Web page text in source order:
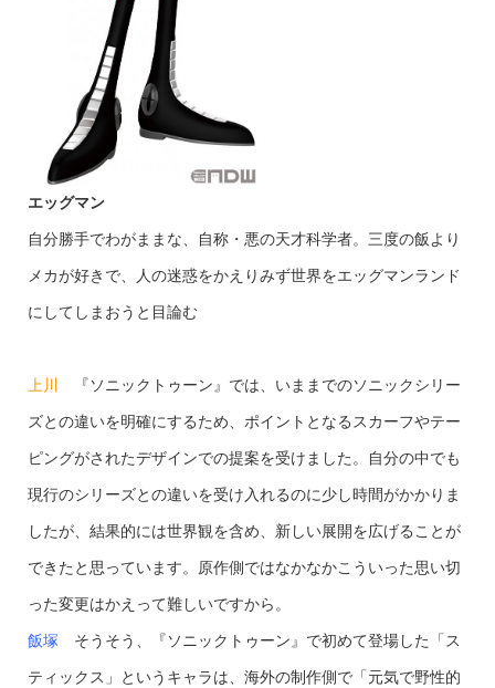
エッグマン
自分勝手でわがままな、自称・悪の天才科学者。三度の飯より
メカが好きで、人の迷惑をかえりみず世界をエッグマンランド
にしてしまおうと目論む
上川 『ソニックトゥーン』では、いままでのソニックシリー
ズとの違いを明確にするため、ポイントとなるスカーフやテー
ピングがされたデザインでの提案を受けました。自分の中でも
現行のシリーズとの違いを受け入れるのに少し時間がかかりま
したが、結果的には世界観を含め、新しい展開を広げることが
できたと思っています。原作側ではなかなかこういった思い切
った変更はかえって難しいですから。
飯塚そうそう、『ソニックトゥーン』で初めて登場した「ス
ティックス」というキャラは、海外の制作側で「元気で野性的